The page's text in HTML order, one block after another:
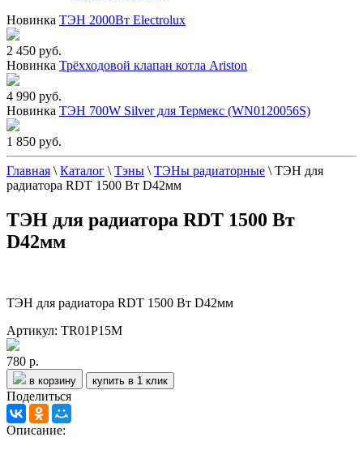
Новинка ТЭН 2000Вт Electrolux
2 450 руб.
Новинка Трёхходовой клапан котла Ariston
4 990 руб.
Новинка ТЭН 700W Silver для Термекс (WN0120056S)
1 850 руб.
Главная \ Каталог \ Тэны \ ТЭНы радиаторные \ ТЭН для
радиатора RDT 1500 Вт D42мм
ТЭН для радиатора RDT 1500 Вт
D42мм
ТЭН для радиатора RDT 1500 Вт D42мм
Артикул: TR01P15M
780 р.
в корзину купить в 1 клик
Поделиться
Описание: